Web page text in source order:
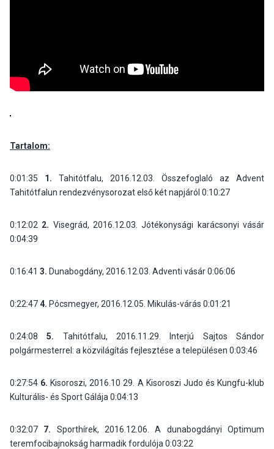
Tartalom:
0:01:35 1.
Tahitótfalu, 2016.12.03. Összefoglaló az Advent
Tahitótfalun rendezvénysorozat első két napjáról 0:10:27
0:12:02 2. Visegrád, 2016.12.03. Jótékonysági karácsonyi vásár
0:04:39
0:16:41 3. Dunabogdány, 2016.12.03. Adventi vásár0:06:06
0:22:474. Pócsmegyer, 2016.12.05. Mikulás-várás 0:01:21
0:24:08 5.
Tahitótfalu, 2016.11.29. Interjú Sajtos Sándor
polgármesterrel: a közvilágítás fejlesztése a településen 0:03:46
0:27:54 6. Kisoroszi, 2016.10 29. A Kisoroszi Judo és Kungfu-klub
Kulturális- és Sport Gálája 0:04:13
0:32:07 7.
Sporthírek, 2016.12.06. A dunabogdányi Optimum
teremfocibajnokság harmadik fordulója 0:03:22